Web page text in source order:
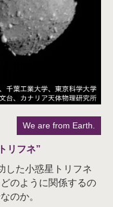
We are from Earth.
リフネ”
した小惑星トリフネ
のように関係するの
のか。